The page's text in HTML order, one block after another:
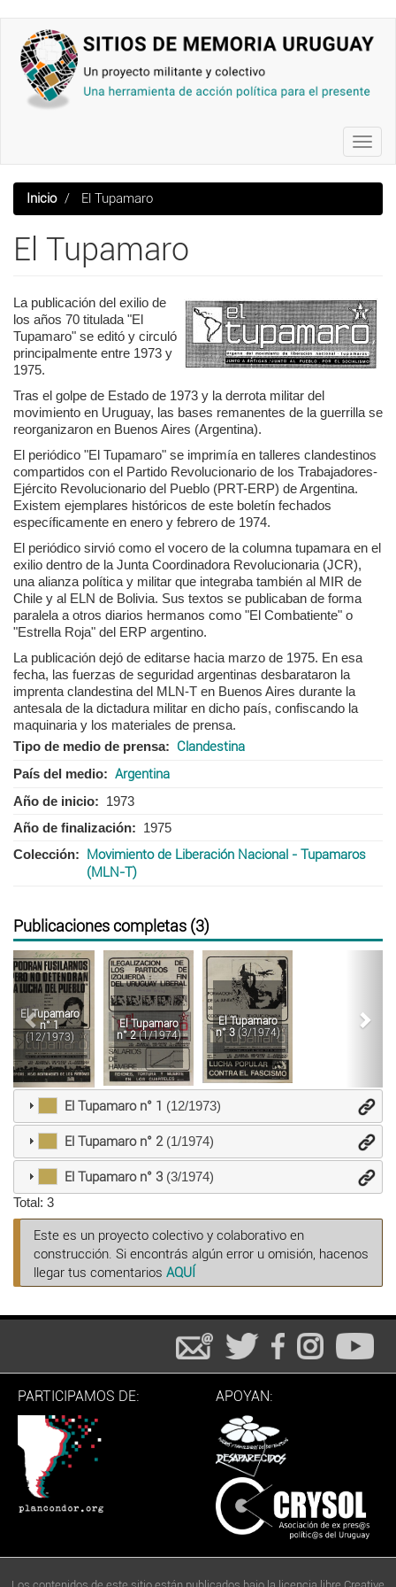
contenido
principal
Inicio El Tupamaro
El Tupamaro
La publicación del exilio de
los años 70 titulada "El
Tupamaro" se editó y circuló
principalmente entre 1973 y
1975.
Tras el golpe de Estado de 1973 y la derrota militar del
movimiento en Uruguay, las bases remanentes de la guerrilla se
reorganizaron en Buenos Aires (Argentina).
El periódico "El Tupamaro" se imprimía en talleres clandestinos
compartidos con el Partido Revolucionario de los Trabajadores-
Ejército Revolucionario del Pueblo (PRT-ERP) de Argentina.
Existem ejemplares históricos de este boletín fechados
específicamente en enero y febrero de 1974.
El periódico sirvió como el vocero de la columna tupamara en el
exilio dentro de la Junta Coordinadora Revolucionaria (JCR),
una alianza política y militar que integraba también al MIR de
Chile y al ELN de Bolivia. Sus textos se publicaban de forma
paralela a otros diarios hermanos como "El Combatiente" o
"Estrella Roja" del ERP argentino.
La publicación dejó de editarse hacia marzo de 1975. En esa
fecha, las fuerzas de seguridad argentinas desbarataron la
imprenta clandestina del MLN-T en Buenos Aires durante la
antesala de la dictadura militar en dicho país, confiscando la
maquinaria y los materiales de prensa.
Tipo de medio de prensa
Clandestina
País del medio Argentina
Año de inicio
1973
Año de finalización
1975
Colección
Movimiento de Liberación Nacional - Tupamaros
(MLN-T)
Publicaciones completas (3)
El Tupamaro
n° 1
(12/1973)
El Tupamaro
n° 2(1/1974)
El Tupamaro
n° 3(3/1974)
Anterior
El Tupamaro n° 1 (12/1973)
El Tupamaro n° 2(1/1974)
El Tupamaro n° 3(3/1974)
Total: 3
Este es un proyecto colectivo y colaborativo en
construcción. Si encontrás algún error u omisión, hacenos
llegar tus comentarios AQUÍ
PARTICIPAMOS DE: APOYAN: